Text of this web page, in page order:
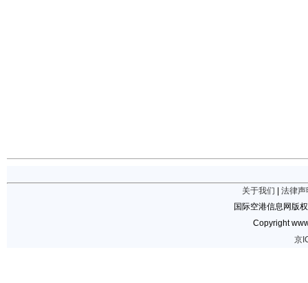
关于我们
法律声
国际空港信息网版
Copyright
京